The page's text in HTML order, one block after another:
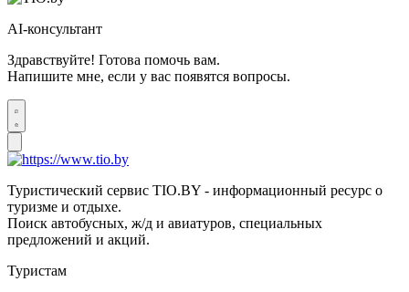
AI-консультант
Здравствуйте! Готова помочь вам.
Напишите мне, если у вас появятся вопросы.
Туристический сервис TIO.BY - информационный ресурс о
туризме и отдыхе.
Поиск автобусных, ж/д и авиатуров, специальных
предложений и акций.
Туристам